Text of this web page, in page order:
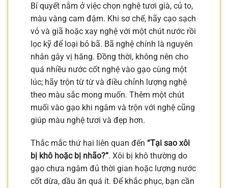
Bí quyết nằm ở việc chọn nghệ tươi già, củ to,
màu vàng cam đậm. Khi sơ chế, hãy cạo sạch
vỏ và giã hoặc xay nghệ với một chút nước rồi
lọc kỹ để loại bỏ bã. Bã nghệ chính là nguyên
nhân gây vị hăng. Đồng thời, không nên cho
quá nhiều nước cốt nghệ vào gạo cùng một
lúc; hãy trộn từ từ và điều chỉnh lượng nghệ
theo màu sắc mong muốn. Thêm một chút
muối vào gạo khi ngâm và trộn với nghệ cũng
giúp màu nghệ tươi và đẹp hơn.
Thắc mắc thứ hai liên quan đến “Tại sao xôi
bị khô hoặc bị nhão?”. Xôi bị khô thường do
gạo chưa ngâm đủ thời gian hoặc lượng nước
cốt dừa, dầu ăn quá ít. Để khắc phục, bạn cần